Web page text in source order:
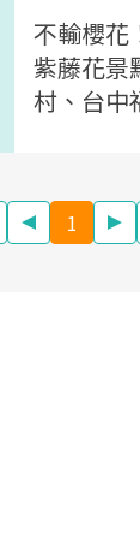
不輸櫻花
紫藤花景
村、台中
1